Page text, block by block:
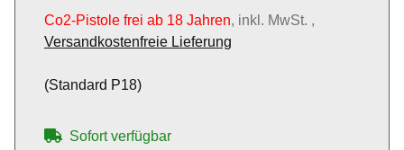
Co2-Pistole frei ab 18 Jahren, inkl. MwSt. ,
Versandkostenfreie Lieferung
(Standard P18)
Sofort verfügbar